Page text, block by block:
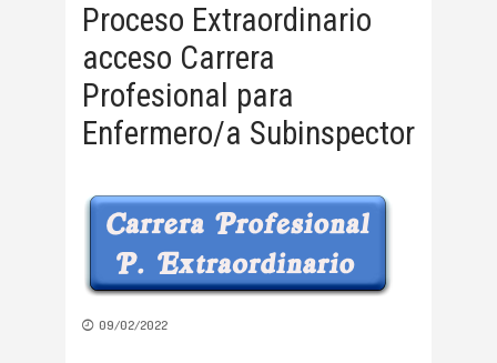
Proceso Extraordinario
acceso Carrera
Profesional para
Enfermero/a Subinspector
09/02/2022